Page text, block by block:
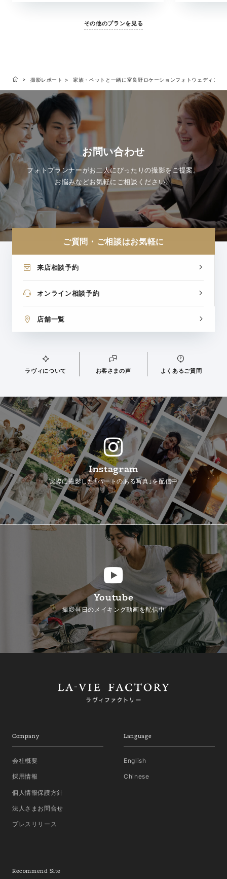
安心してお選びいただける、ベーシックなプラン
その他のプランを見る
撮影レポート 家族・ペットと一緒に富良野ロケーションフォトウェディング
お問い合わせ
フォトプランナーがお二人にぴったりの撮影をご提案。
お悩みなどお気軽にご相談ください。
ご質問・ご相談はお気軽に
来店相談予約
オンライン相談予約
店舗一覧
ラヴィについて お客さまの声 よくあるご質問
Instagram
実際に撮影した「ハートのある写真」を配信中
Youtube
撮影当日のメイキング動画を配信中
Company
会社概要
採用情報
個人情報保護方針
法人さまお問合せ
プレスリリース
Language
English
Chinese
Recommend Site